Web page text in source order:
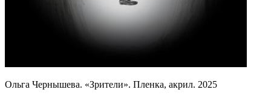
Ольга Чернышева. «Зрители». Пленка, акрил. 2025